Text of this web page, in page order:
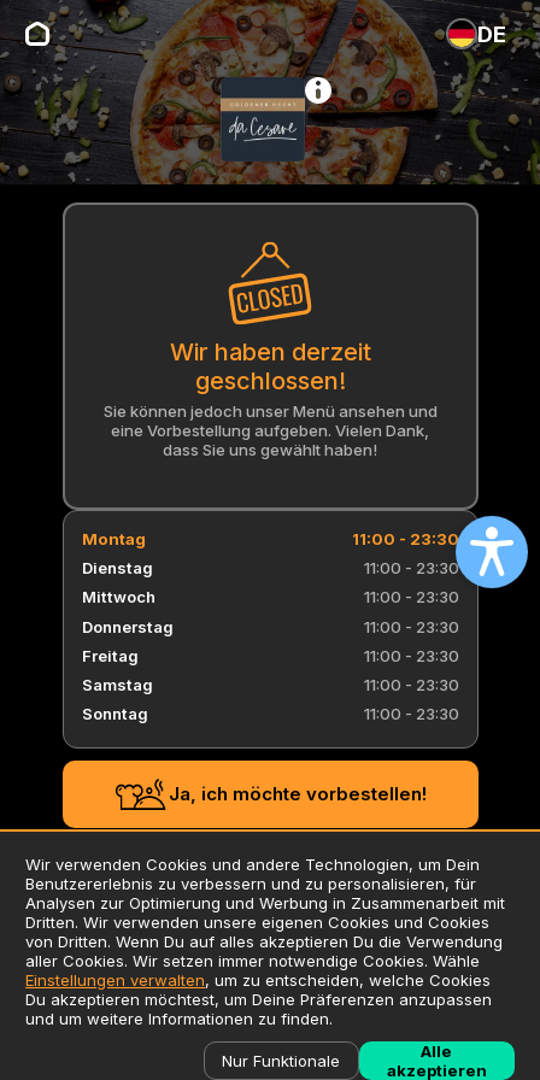
DE
Wir haben derzeit
geschlossen!
Sie können jedoch unser Menü ansehen und
eine Vorbestellung aufgeben. Vielen Dank,
dass Sie uns gewählt haben!
Montag
11:00 - 23:30
Dienstag
11:00 - 23:30
Mittwoch
11:00 - 23:30
Donnerstag
11:00 - 23:30
Freitag
11:00 - 23:30
Samstag
11:00 - 23:30
Sonntag
11:00 - 23:30
Ja, ich möchte vorbestellen!
AGB
Datenschutzerklärung
Impressum
Verwendung von Cookies
Zusatzstoffliste / Allergene
©
Wir verwenden Cookies und andere Technologien, um Dein
Benutzererlebnis zu verbessern und zu personalisieren, für
Analysen zur Optimierung und Werbung in Zusammenarbeit mit
Dritten. Wir verwenden unsere eigenen Cookies und Cookies
von Dritten. Wenn Du auf alles akzeptieren Du die Verwendung
aller Cookies. Wir setzen immer notwendige Cookies. Wähle
Einstellungen verwalten, um zu entscheiden, welche Cookies
Du akzeptieren möchtest, um Deine Präferenzen anzupassen
und um weitere Informationen zu finden.
Nur Funktionale
Alle
akzeptieren